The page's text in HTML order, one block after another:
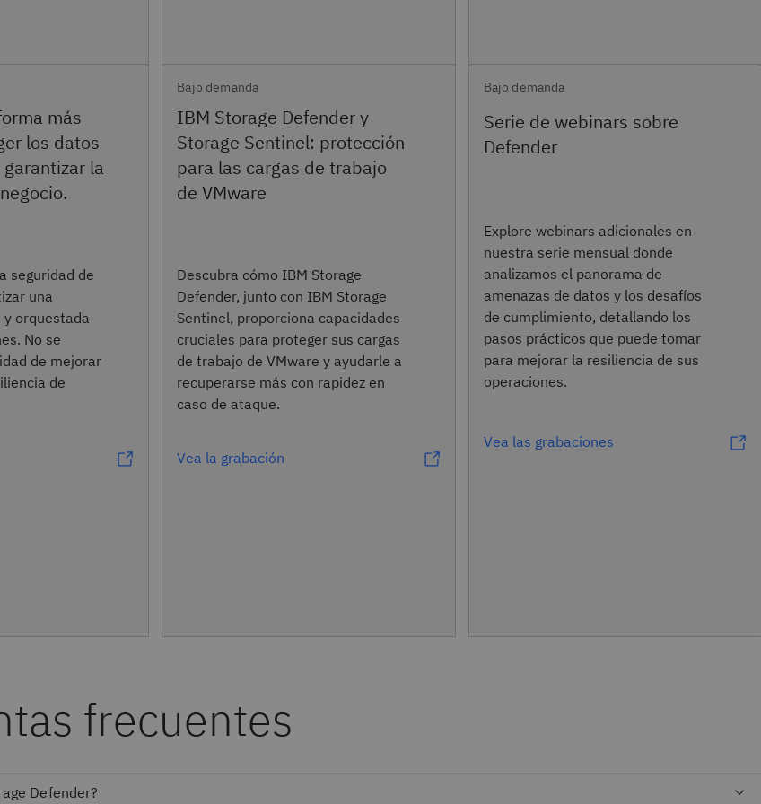
más
los datos
la
seguridad de
una
orquestada
No se
de mejorar
de
Bajo demanda
IBM Storage Defender y
Storage Sentinel: protección
para las cargas de trabajo
de VMware
Descubra cómo IBM Storage
Defender, junto con IBM Storage
Sentinel, proporciona capacidades
cruciales para proteger sus cargas
de trabajo de VMware y ayudarle a
recuperarse más con rapidez en
caso de ataque.
Vea la grabación
Bajo demanda
Serie de webinars sobre
Defender
Explore webinars adicionales en
nuestra serie mensual donde
analizamos el panorama de
amenazas de datos y los desafíos
de cumplimiento, detallando los
pasos prácticos que puede tomar
para mejorar la resiliencia de sus
operaciones.
Vea las grabaciones
frecuentes
Defender?